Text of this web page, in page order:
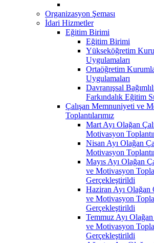
Organizasyon Şeması
İdari Hizmetler
Eğitim Birimi
Eğitim Birimi
Yükseköğretim
Uygulamaları
Ortaöğretim
Uygulamaları
Davranışsal
Farkındalık Eğitim
Çalışan Memnuniyeti ve
Toplantılarımız
Mart Ayı Olağan
Motivasyon
Nisan Ayı Olağan
Motivasyon
Mayıs Ayı Olağan
ve Motivasyon
Gerçekleştirildi
Haziran Ayı Olağan
ve Motivasyon
Gerçekleştirildi
Temmuz Ayı
ve Motivasyon
Gerçekleştirildi